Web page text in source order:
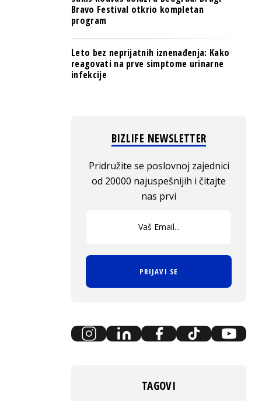
Bravo Festival otkrio kompletan
program
Leto bez neprijatnih iznenađenja: Kako
reagovati na prve simptome urinarne
infekcije
BIZLIFE NEWSLETTER
Pridružite se poslovnoj zajednici
od 20000 najuspešnijih i čitajte
nas prvi
PRIJAVI SE
TAGOVI